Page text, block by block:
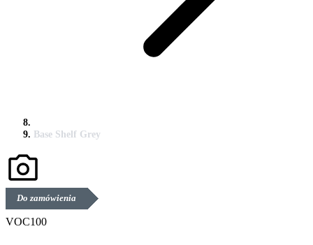
Base Shelf Grey
Do zamówienia
VOC100